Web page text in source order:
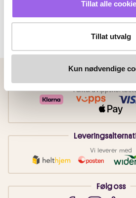
Tillat alle
Tillat utvalg
Kun nødvendige
FakturaVipps
Vi leverer med
Følg oss